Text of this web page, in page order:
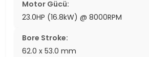
Motor Gücü:
23.0HP (16.8kW) @ 8000RPM
Bore Stroke:
62.0 x 53.0 mm